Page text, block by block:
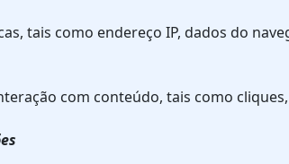
tais como endereço IP, dados do
com conteúdo, tais como